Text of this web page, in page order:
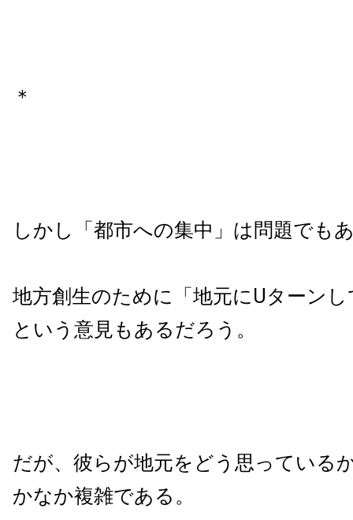
＊
しかし「都市への集中」は問題でも
地方創生のために「地元にUターン
という意見もあるだろう。
だが、彼らが地元をどう思っている
かなか複雑である。